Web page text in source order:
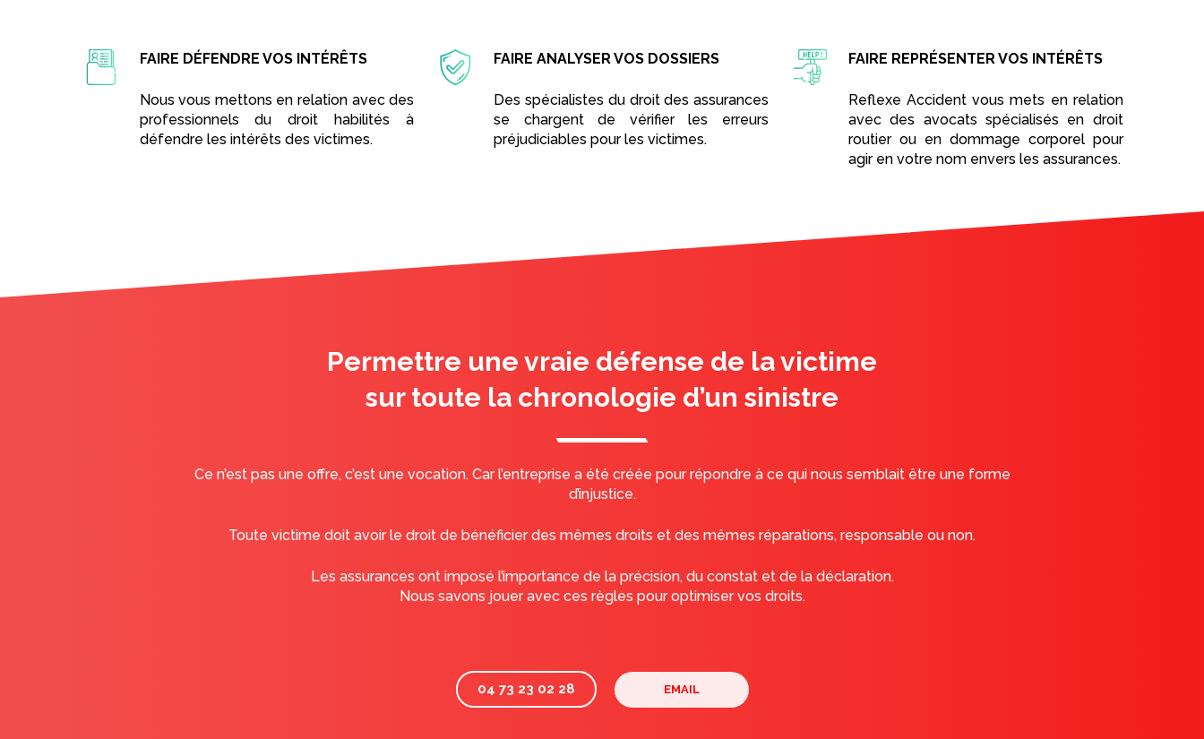
FAIRE DÉFENDRE VOS INTÉRÊTS
Nous vous mettons en relation avec des
professionnels du droit habilités à
défendre les intérêts des victimes.
FAIRE ANALYSER VOS DOSSIERS
Des spécialistes du droit des assurances
se chargent de vérifier les erreurs
préjudiciables pour les victimes.
FAIRE REPRÉSENTER VOS INTÉRÊTS
Reflexe Accident vous mets en relation
avec des avocats spécialisés en droit
routier ou en dommage corporel pour
agir en votre nom envers les assurances.
Permettre une vraie défense de la victime
sur toute la chronologie d’un sinistre
Ce n’est pas une offre, c’est une vocation. Car l’entreprise a été créée pour répondre à ce qui nous semblait être une forme
d’injustice.
Toute victime doit avoir le droit de bénéficier des mêmes droits et des mêmes réparations, responsable ou non.
Les assurances ont imposé l’importance de la précision, du constat et de la déclaration.
Nous savons jouer avec ces règles pour optimiser vos droits.
04 73 23 02 28 EMAIL